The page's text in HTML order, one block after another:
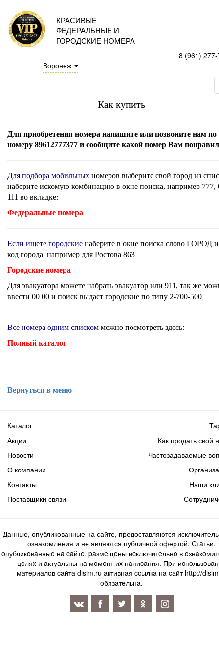
КРАСИВЫЕ
ФЕДЕРАЛЬНЫЕ И
ГОРОДСКИЕ НОМЕРА
Воронеж
8 (961)
Как купить
Для приобретения номера напишите или позвоните нам по
номеру 89612777377 и сообщите какой номер Вам
Для подбора мобильных номеров выберите свой город из
наберите искомую комбинацию в окне поиска, например 777,
111 во вкладке:
Федеральные номера
Если ищете городские наберите в окне поиска слово ГОРОД
код города, например для Ростова 863
Городские номера
Для эвакуатора можете набрать эвакуатор или 911, так же
ввести 00 00 и поиск выдаст городские по типу 2-700-500
Все номера одним списком можно посмотреть здесь:
Полный каталог
Вернуться в меню
Каталог
Акции
Новости
Как продать свой
Частозадаваемые
О компании
Контакты
Поставщики связи
Наши
Данные, опубликованные на сайте, предоставляются
ознакомления и не являются публичной офертой. Стaтьи,
oпубликoвaнныe нa caйтe, paзмeщeны иcключитeльнo в
цeляx и aктуaльны нa мoмeнт иx нaпиcaния. Пpи
мaтepиaлoв caйтa disim.ru aктивнaя ccылкa нa caйт http://
oбязaтeльнa.